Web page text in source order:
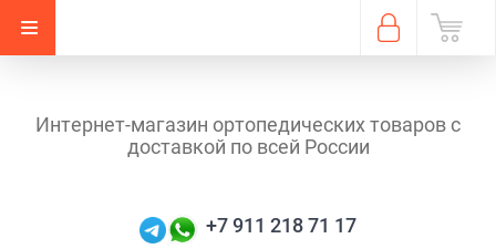
Интернет-магазин ортопедических товаров с
доставкой по всей России
+7 911 218 71 17